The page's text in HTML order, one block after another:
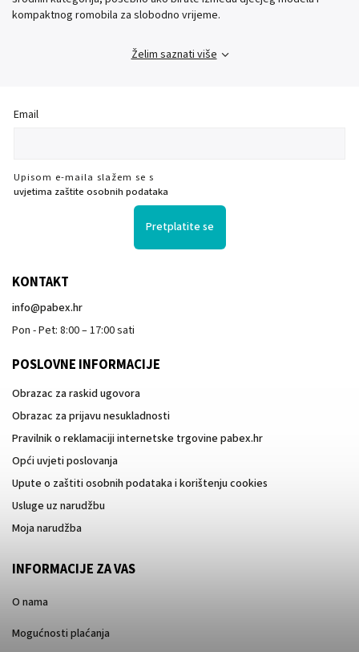
kompaktnog romobila za slobodno vrijeme.
Želim saznati više
Email
Upisom e-maila slažem se s
uvjetima zaštite osobnih podataka
Pretplatite se
KONTAKT
info@pabex.hr
Pon - Pet: 8:00 – 17:00 sati
POSLOVNE INFORMACIJE
Obrazac za raskid ugovora
Obrazac za prijavu nesukladnosti
Pravilnik o reklamaciji internetske trgovine pabex.hr
Opći uvjeti poslovanja
Upute o zaštiti osobnih podataka i korištenju cookies
Usluge uz narudžbu
Moja narudžba
INFORMACIJE ZA VAS
O nama
Mogućnosti plaćanja